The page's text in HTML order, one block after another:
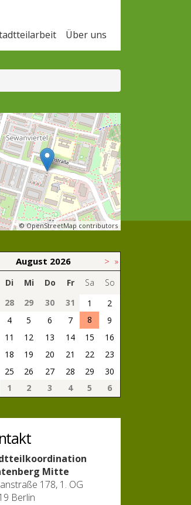
Über uns
© OpenStreetMap contributors
August 2026 > »
Di Mi Do Fr Sa
So
28 29 30 31 1
2
4 5 6 7 8
9
11 12 13 14 15
16
18 19 20 21 22
23
25 26 27 28 29
30
1 2 3 4 5 6
Mitte
178, 1. OG
Berlin